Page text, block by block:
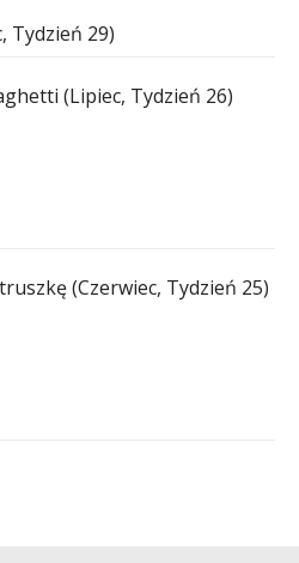
Tydzień 29)
(Lipiec, Tydzień 26)
(Czerwiec, Tydzień 25)